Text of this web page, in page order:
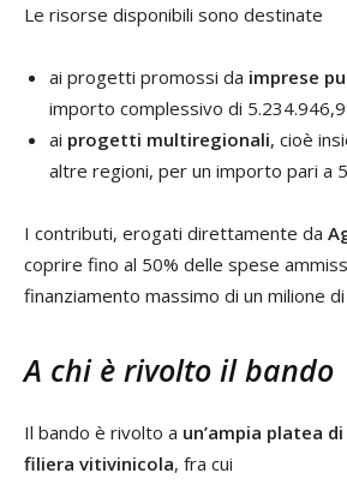
Le risorse disponibili sono destinate
ai progetti promossi da imprese
importo complessivo di
ai progetti multiregionali, cioè
altre regioni, per un importo pari a
I contributi, erogati direttamente da
coprire fino al 50% delle spese
finanziamento massimo di un milione
A chi è rivolto il bando
Il bando è rivolto a un’ampia platea
filiera vitivinicola, fra cui